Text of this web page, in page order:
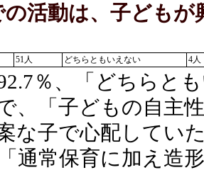
の活動は、子ども
51人 どちらともいえない 4人
％、「どちらと
、「子どもの自主
な子で心配してい
通常保育に加え造